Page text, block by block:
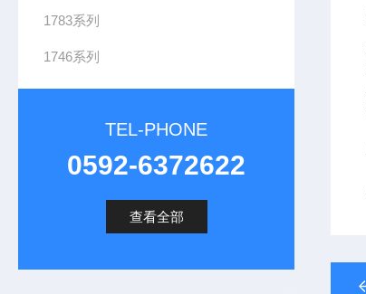
1783系列
1746系列
TEL-PHONE
0592-6372622
查看全部